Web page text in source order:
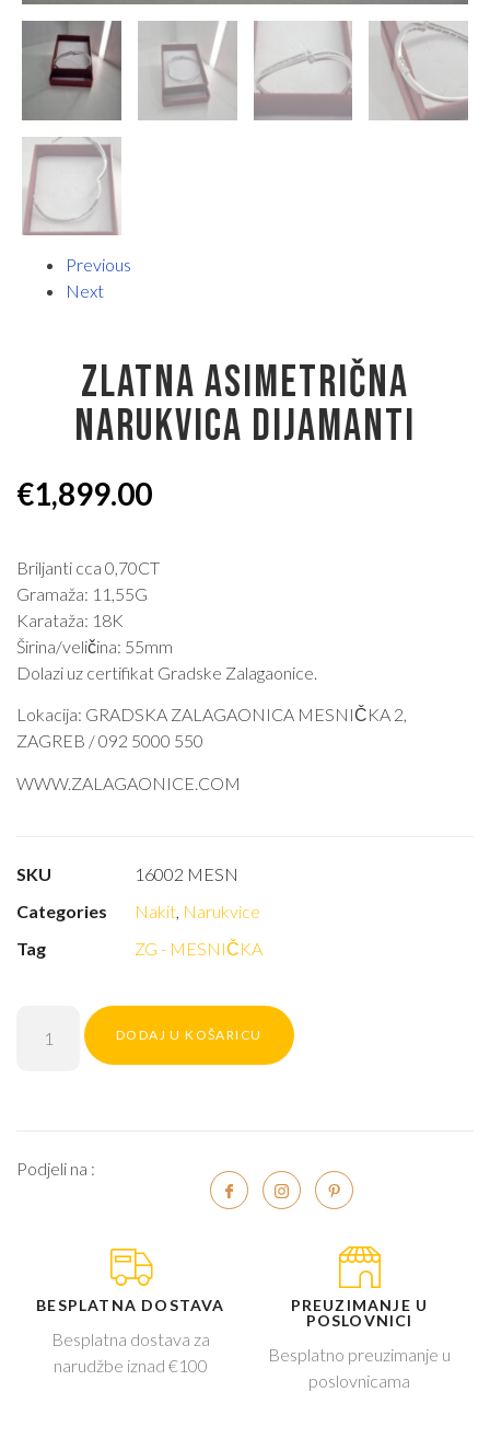
Previous
Next
ZLATNA ASIMETRIČNA
NARUKVICA DIJAMANTI
€1,899.00
Briljanti cca 0,70CT
Gramaža: 11,55G
Karataža: 18K
Širina/veličina: 55mm
Dolazi uz certifikat Gradske Zalagaonice.
Lokacija: GRADSKA ZALAGAONICA MESNIČKA 2,
ZAGREB / 092 5000 550
WWW.ZALAGAONICE.COM
SKU
16002 MESN
Categories
Nakit, Narukvice
Tag
ZG - MESNIČKA
DODAJ U KOŠARICU
Podjeli na :
BESPLATNA DOSTAVA
Besplatna dostava za
narudžbe iznad €100
PREUZIMANJE U
POSLOVNICI
Besplatno preuzimanje u
poslovnicama